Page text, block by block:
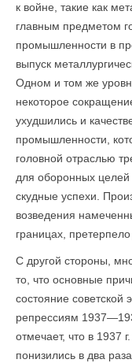
к войне, такие как
главным предметом
промышленности в
выпуск
Одном и том же
некоторое
ухудшились и
промышленности,
головной отраслью
для оборонных
скудные успехи.
возведения
границах,
С другой стороны,
то, что основные
состояние советской
репрессиям
отмечает, что в 1937
понизились в два